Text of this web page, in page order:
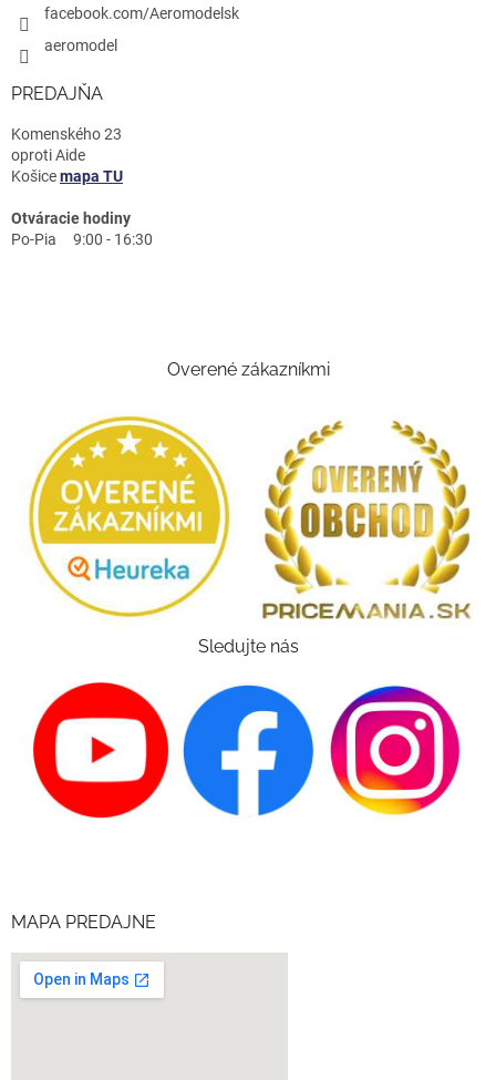
facebook.com/Aeromodelsk
aeromodel
PREDAJŇA
Komenského 23
oproti Aide
Košicemapa TU
Otváracie hodiny
Po-Pia 9:00 - 16:30
Overené zákazníkmi
Sledujte nás
MAPA PREDAJNE